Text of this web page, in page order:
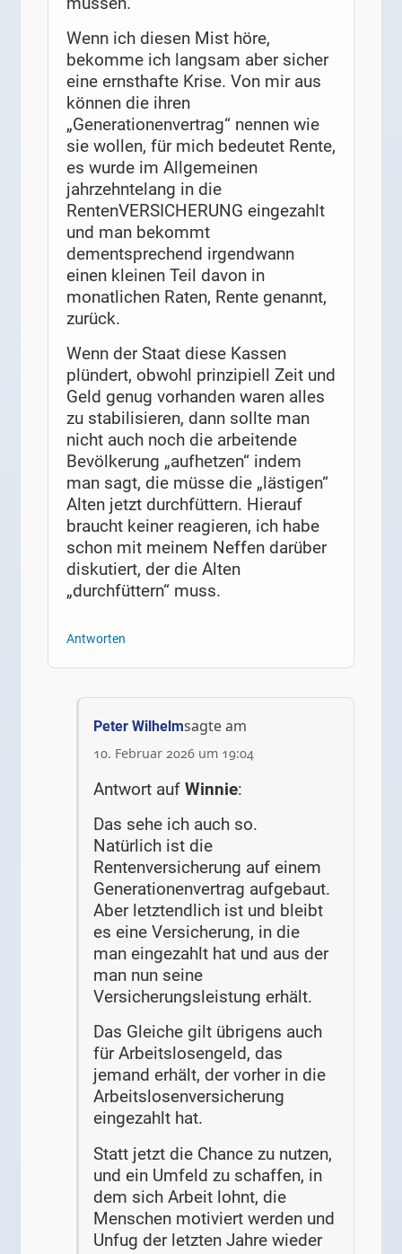
Wenn ich diesen Mist höre,
bekomme ich langsam aber sicher
eine ernsthafte Krise. Von mir aus
können die ihren
„Generationenvertrag“ nennen wie
sie wollen, für mich bedeutet Rente,
es wurde im Allgemeinen
jahrzehntelang in die
RentenVERSICHERUNG eingezahlt
und man bekommt
dementsprechend irgendwann
einen kleinen Teil davon in
monatlichen Raten, Rente genannt,
zurück.
Wenn der Staat diese Kassen
plündert, obwohl prinzipiell Zeit und
Geld genug vorhanden waren alles
zu stabilisieren, dann sollte man
nicht auch noch die arbeitende
Bevölkerung „aufhetzen“ indem
man sagt, die müsse die „lästigen“
Alten jetzt durchfüttern. Hierauf
braucht keiner reagieren, ich habe
schon mit meinem Neffen darüber
diskutiert, der die Alten
„durchfüttern“ muss.
Antworten
Peter Wilhelmsagte am
10. Februar 2026 um 19:04
Antwort aufWinnie:
Das sehe ich auch so.
Natürlich ist die
Rentenversicherung auf einem
Generationenvertrag aufgebaut.
Aber letztendlich ist und bleibt
es eine Versicherung, in die
man eingezahlt hat und aus der
man nun seine
Versicherungsleistung erhält.
Das Gleiche gilt übrigens auch
für Arbeitslosengeld, das
jemand erhält, der vorher in die
Arbeitslosenversicherung
eingezahlt hat.
Statt jetzt die Chance zu nutzen,
und ein Umfeld zu schaffen, in
dem sich Arbeit lohnt, die
Menschen motiviert werden und
Unfug der letzten Jahre wieder